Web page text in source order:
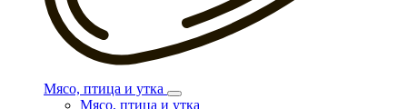
Мясо, птица и утка
Мясо, птица и утка